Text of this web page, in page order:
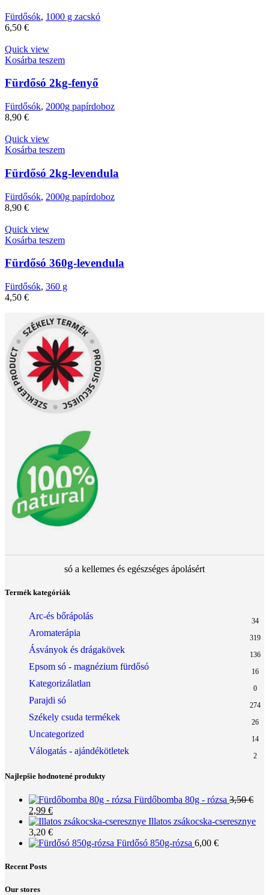
Fürdősók, 1000 g zacskó
6,50 €
Quick view
Kosárba teszem
Fürdősó 2kg-fenyő
Fürdősók, 2000g papírdoboz
8,90 €
Quick view
Kosárba teszem
Fürdősó 2kg-levendula
Fürdősók, 2000g papírdoboz
8,90 €
Quick view
Kosárba teszem
Fürdősó 360g-levendula
Fürdősók, 360 g
4,50 €
só a kellemes és egészséges ápolásért
Termék kategóriák
Arc-és bőrápolás 34
Aromaterápia 319
Ásványok és drágakövek 136
Epsom só - magnézium fürdősó 16
Kategorizálatlan 0
Parajdi só 274
Székely csuda termékek 26
Uncategorized 14
Válogatás - ajándékötletek 2
Najlepšie hodnotené produkty
Fürdőbomba 80g - rózsa 3,50€
Original
price
was:
3,50 €.
2,99 €Current
price
is:
2,99 €.
Illatos zsákocska-cseresznye
3,20 €
Fürdősó 850g-rózsa 6,00 €
Recent Posts
Our stores